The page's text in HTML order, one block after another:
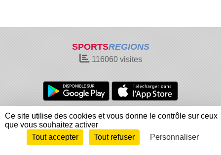
SPORTSREGIONS
116060visites
Charte cookies
Gestion des cookies
Informations légales
Signaler un contenu inapproprié
Envie de participer ?
Connexion
Ce site utilise des cookies et vous donne le contrôle sur ceux
que vous souhaitez activer
Tout accepter
Tout refuser Personnaliser